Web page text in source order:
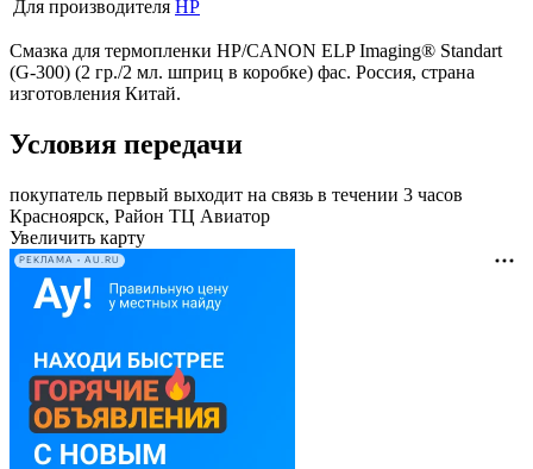
Для производителя HP
Смазка для термопленки HP/CANON ELP Imaging® Standart
(G-300) (2 гр./2 мл. шприц в коробке) фас. Россия, страна
изготовления Китай.
Условия передачи
покупатель первый выходит на связь в течении 3 часов
Красноярск, Район ТЦ Авиатор
Увеличить карту
РЕКЛАМА • AU.RU